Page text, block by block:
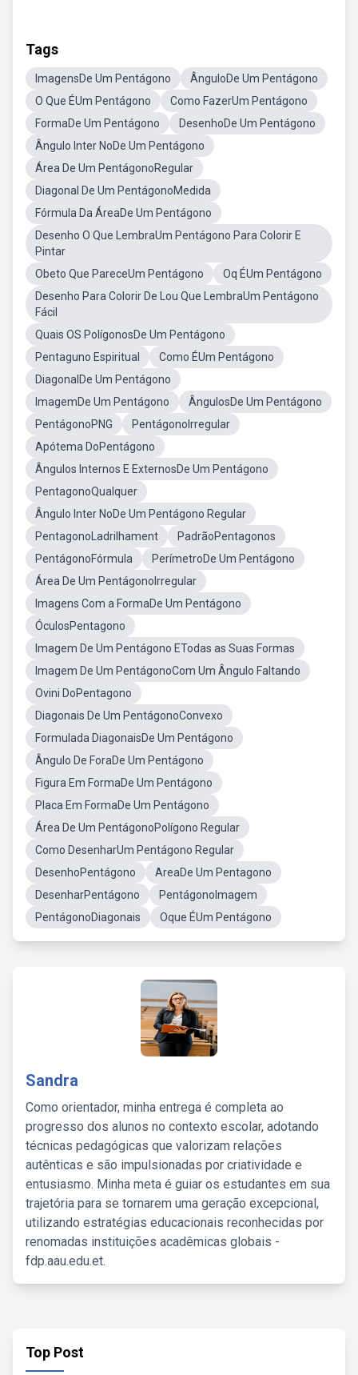
Tags
ImagensDe Um Pentágono
ÂnguloDe Um Pentágono
O Que ÉUm Pentágono
Como FazerUm Pentágono
FormaDe Um Pentágono
DesenhoDe Um Pentágono
Ângulo Inter NoDe Um Pentágono
Área De Um PentágonoRegular
Diagonal De Um PentágonoMedida
Fórmula Da ÁreaDe Um Pentágono
Desenho O Que LembraUm Pentágono Para Colorir E
Pintar
Obeto Que PareceUm Pentágono
Oq ÉUm Pentágono
Desenho Para Colorir De Lou Que LembraUm Pentágono
Fácil
Quais OS PolígonosDe Um Pentágono
Pentaguno Espiritual
Como ÉUm Pentágono
DiagonalDe Um Pentágono
ImagemDe Um Pentágono
ÂngulosDe Um Pentágono
PentágonoPNG
PentágonoIrregular
Apótema DoPentágono
Ângulos Internos E ExternosDe Um Pentágono
PentagonoQualquer
Ângulo Inter NoDe Um Pentágono Regular
PentagonoLadrilhament
PadrãoPentagonos
PentágonoFórmula
PerímetroDe Um Pentágono
Área De Um PentágonoIrregular
Imagens Com a FormaDe Um Pentágono
ÓculosPentagono
Imagem De Um Pentágono ETodas as Suas Formas
Imagem De Um PentágonoCom Um Ângulo Faltando
Ovini DoPentagono
Diagonais De Um PentágonoConvexo
Formulada DiagonaisDe Um Pentágono
Ângulo De ForaDe Um Pentágono
Figura Em FormaDe Um Pentágono
Placa Em FormaDe Um Pentágono
Área De Um PentágonoPolígono Regular
Como DesenharUm Pentágono Regular
DesenhoPentágono
AreaDe Um Pentagono
DesenharPentágono
PentágonoImagem
PentágonoDiagonais
Oque ÉUm Pentágono
Sandra
Como orientador, minha entrega é completa ao
progresso dos alunos no contexto escolar, adotando
técnicas pedagógicas que valorizam relações
autênticas e são impulsionadas por criatividade e
entusiasmo. Minha meta é guiar os estudantes em sua
trajetória para se tornarem uma geração excepcional,
utilizando estratégias educacionais reconhecidas por
renomadas instituições acadêmicas globais -
fdp.aau.edu.et.
Top Post